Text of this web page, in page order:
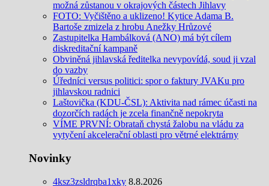
možná zůstanou v okrajových částech Jihlavy
FOTO: Vyčištěno a uklizeno! Kytice Adama B.
Bartoše zmizela z hrobu Anežky Hrůzové
Zastupitelka Hambálková (ANO) má být cílem
diskreditační kampaně
Obviněná jihlavská ředitelka nevypovídá, soud ji vzal
do vazby
Úředníci versus politici: spor o faktury JVAKu pro
jihlavskou radnici
Laštovička (KDU-ČSL): Aktivita nad rámec účasti na
dozorčích radách je zcela finančně nepokryta
VÍME PRVNÍ: Obrataň chystá žalobu na vládu za
vytyčení akcelerační oblasti pro větrné elektrárny
Novinky
4ksz3zsldrqba1xky 8.8.2026